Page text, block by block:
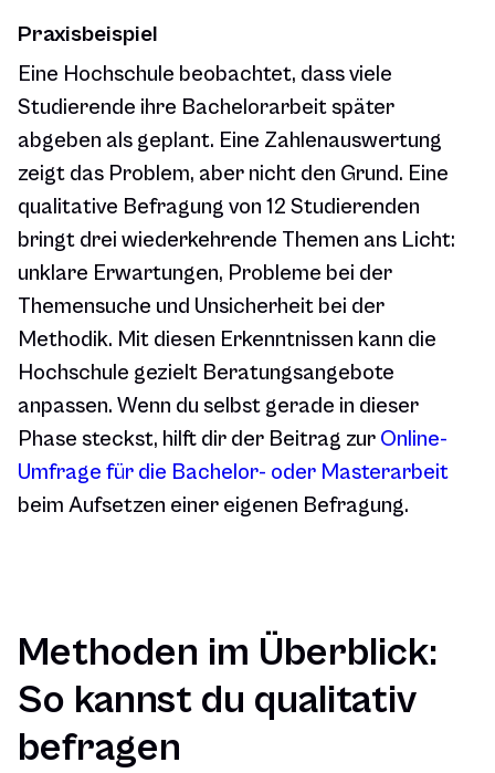
Praxisbeispiel
Eine Hochschule beobachtet, dass viele
Studierende ihre Bachelorarbeit später
abgeben als geplant. Eine Zahlenauswertung
zeigt das Problem, aber nicht den Grund. Eine
qualitative Befragung von 12 Studierenden
bringt drei wiederkehrende Themen ans Licht:
unklare Erwartungen, Probleme bei der
Themensuche und Unsicherheit bei der
Methodik. Mit diesen Erkenntnissen kann die
Hochschule gezielt Beratungsangebote
anpassen. Wenn du selbst gerade in dieser
Phase steckst, hilft dir der Beitrag zur Online-
Umfrage für die Bachelor- oder Masterarbeit
beim Aufsetzen einer eigenen Befragung.
Methoden im Überblick:
So kannst du qualitativ
befragen